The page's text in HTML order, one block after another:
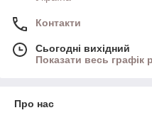
Контакти
Сьогодні вихідний
Показати весь графік
Про нас